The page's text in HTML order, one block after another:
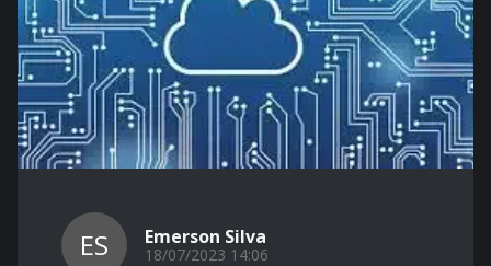
ES Emerson Silva
18/07/2023 14:06